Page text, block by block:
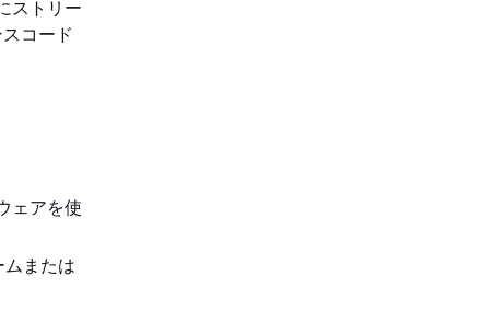
ストリー
コード
ェアを使
または